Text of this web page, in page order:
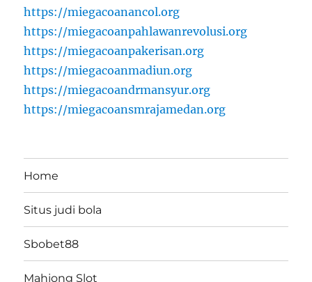
https://miegacoanancol.org
https://miegacoanpahlawanrevolusi.org
https://miegacoanpakerisan.org
https://miegacoanmadiun.org
https://miegacoandrmansyur.org
https://miegacoansmrajamedan.org
Home
Situs judi bola
Sbobet88
Mahjong Slot